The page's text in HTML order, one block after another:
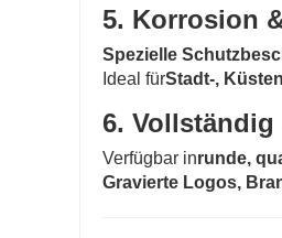
5. Korrosion
Spezielle
Ideal fürStadt-,
6. Vollständig
Verfügbar inrunde,
Gravierte Logos,